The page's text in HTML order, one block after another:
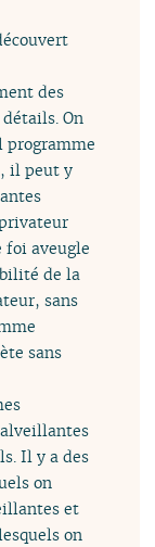
des
On
programme
il peut y
foi aveugle
de la
sans
sans
Il y a des
on
et
on